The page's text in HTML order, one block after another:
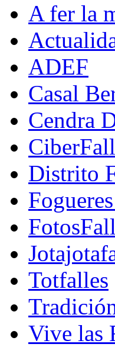
A fer la
ADEF
Casal
Cendra
Distrito
Totfalles
Vive las